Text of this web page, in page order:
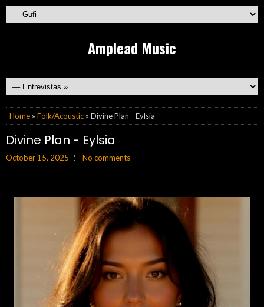
Amplead Music
Home » Folk/Acoustic » Divine Plan - Eylsia
Divine Plan - Eylsia
October 15, 2025 No comments